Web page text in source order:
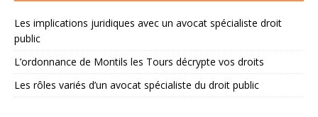
Les implications juridiques avec un avocat spécialiste droit
public
L’ordonnance de Montils les Tours décrypte vos droits
Les rôles variés d’un avocat spécialiste du droit public